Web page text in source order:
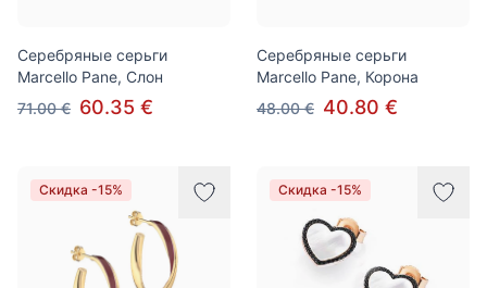
Серебряные серьги
Marcello Pane, Слон
71.00 € 60.35 €
Серебряные серьги
Marcello Pane, Корона
48.00 € 40.80 €
Скидка -15% Скидка -15%